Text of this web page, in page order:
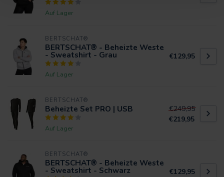
Auf Lager
BERTSCHAT®
BERTSCHAT® - Beheizte Weste
- Sweatshirt - Grau
Auf Lager
€129,95
BERTSCHAT®
Beheizte Set PRO | USB
Auf Lager
€249,95
€219,95
BERTSCHAT®
BERTSCHAT® - Beheizte Weste
- Sweatshirt - Schwarz €129,95